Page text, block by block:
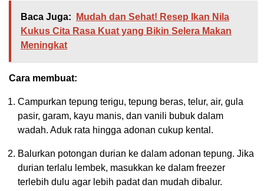
Baca Juga:
Mudah dan Sehat! Resep Ikan Nila
Kukus Cita Rasa Kuat yang Bikin Selera Makan
Meningkat
Cara membuat:
Campurkan tepung terigu, tepung beras, telur, air, gula
pasir, garam, kayu manis, dan vanili bubuk dalam
wadah. Aduk rata hingga adonan cukup kental.
Balurkan potongan durian ke dalam adonan tepung. Jika
durian terlalu lembek, masukkan ke dalam freezer
terlebih dulu agar lebih padat dan mudah dibalur.